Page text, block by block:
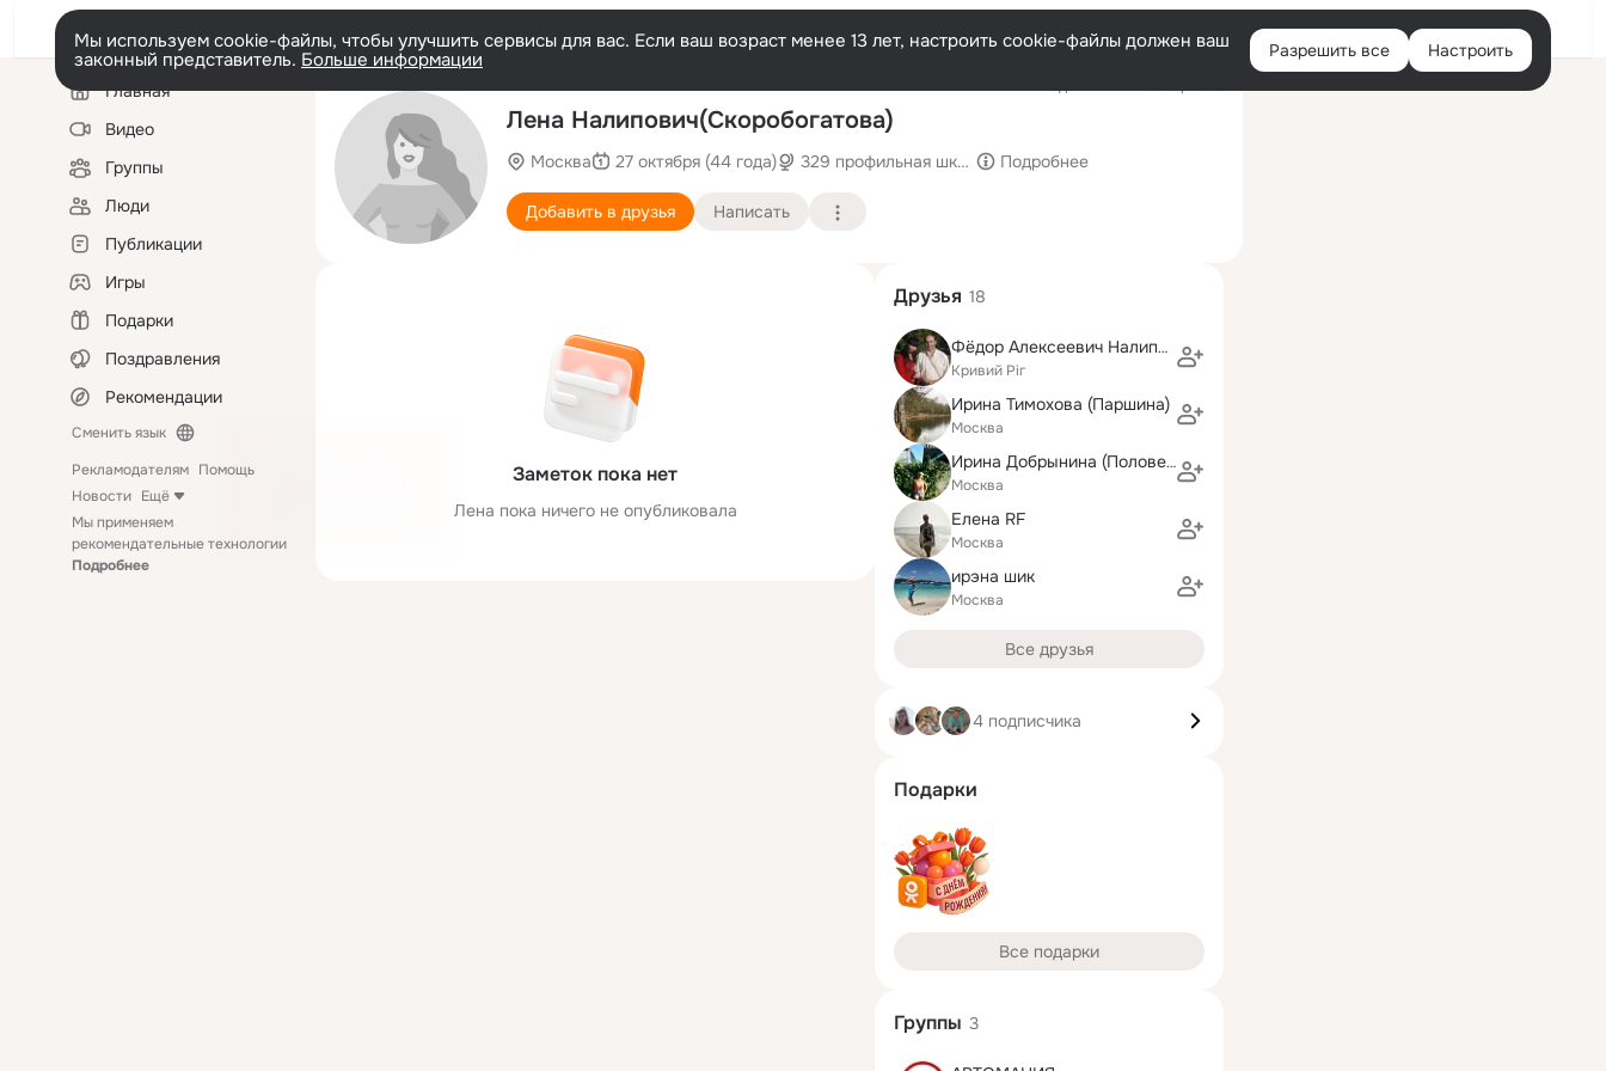
Войти
Мы используем cookie-файлы, чтобы улучшить сервисы для вас. Если ваш возраст менее 13 лет, настроить cookie-файлы должен ваш
законный представитель. Больше информации Разрешить все Настроить
Левая
колонкаГлавная
Видео
Группы
Люди
Публикации
Игры
Подарки
Поздравления
Рекомендации
Сменить язык
Рекламодателям Помощь
Новости Ещё
Мы применяем
рекомендательные технологии
Подробнее
Лена Налипович(Скоробогатова)
Москва 27 октября (44 года) 329 профильная школа при ГУУ
Подробнее
Добавить в друзья Написать
Заметок пока нет
Лена пока ничего не опубликовала
Друзья 18
Фёдор Алексеевич Налипович
Кривий Ріг
Ирина Тимохова (Паршина)
Москва
Ирина Добрынина (Половенко)
Москва
Елена RF
Москва
ирэна шик
Москва
Все друзья
4 подписчика
Подарки
Все подарки
Группы 3